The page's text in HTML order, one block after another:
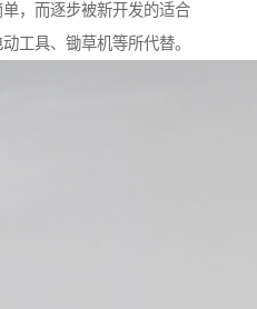
，而逐步被新开发的适合
工具、锄草机等所代替。